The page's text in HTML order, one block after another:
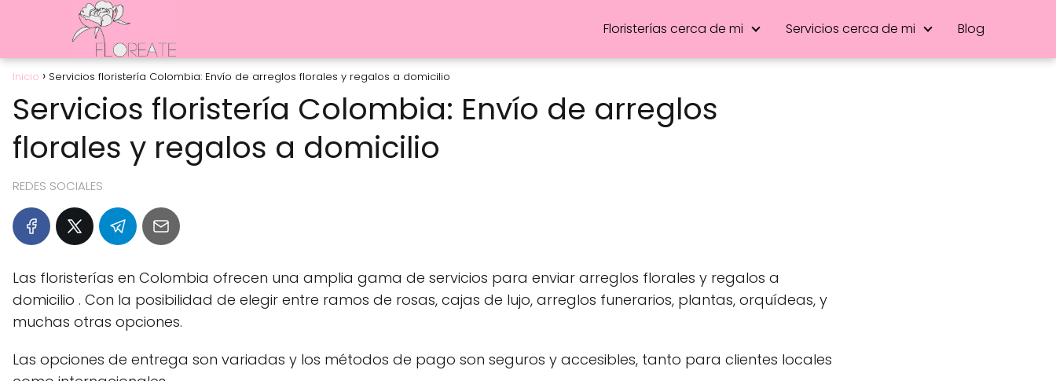
Floristerías cerca de mi Servicios cerca de mi Blog
Inicio Servicios floristería Colombia: Envío de arreglos florales y regalos a domicilio
Servicios floristería Colombia: Envío de arreglos
florales y regalos a domicilio
REDES SOCIALES
Las floristerías en Colombia ofrecen una amplia gama de servicios para enviar arreglos florales y regalos a
domicilio . Con la posibilidad de elegir entre ramos de rosas, cajas de lujo, arreglos funerarios, plantas, orquídeas, y
muchas otras opciones.
Las opciones de entrega son variadas y los métodos de pago son seguros y accesibles, tanto para clientes locales